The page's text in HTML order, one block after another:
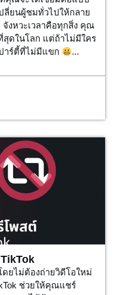
ลี่ยนผู้ชมทั่วไปให้กลาย
งหวะเวลาคือทุกสิ่ง คุณ
สุดในโลก แต่ถ้าไม่มีใคร
าร์ตี้ที่ไม่มีแขก
...
ดยไม่ต้องถ่ายวิดีโอใหม่
ช่วยให้คุณแชร์